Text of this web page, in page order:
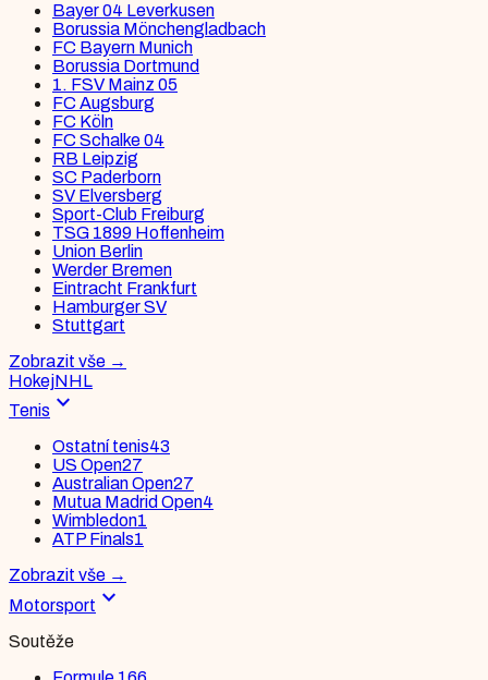
Bayer 04 Leverkusen
Borussia Mönchengladbach
FC Bayern Munich
Borussia Dortmund
1. FSV Mainz 05
FC Augsburg
FC Köln
FC Schalke 04
RB Leipzig
SC Paderborn
SV Elversberg
Sport-Club Freiburg
TSG 1899 Hoffenheim
Union Berlin
Werder Bremen
Eintracht Frankfurt
Hamburger SV
Stuttgart
Zobrazit vše →
HokejNHL
Tenis expand_more
Ostatní tenis43
US Open27
Australian Open27
Mutua Madrid Open4
Wimbledon1
ATP Finals1
Zobrazit vše →
Motorsport expand_more
Soutěže